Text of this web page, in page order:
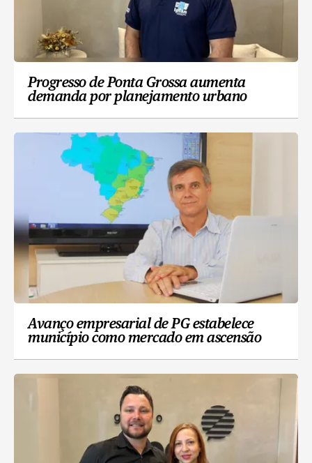
Progresso de Ponta Grossa aumenta
demanda por planejamento urbano
Avanço empresarial de PG estabelece
município como mercado em ascensão